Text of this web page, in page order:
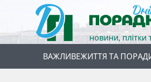
новини, плітки
ВАЖЛИВЕЖИТТЯ ТА